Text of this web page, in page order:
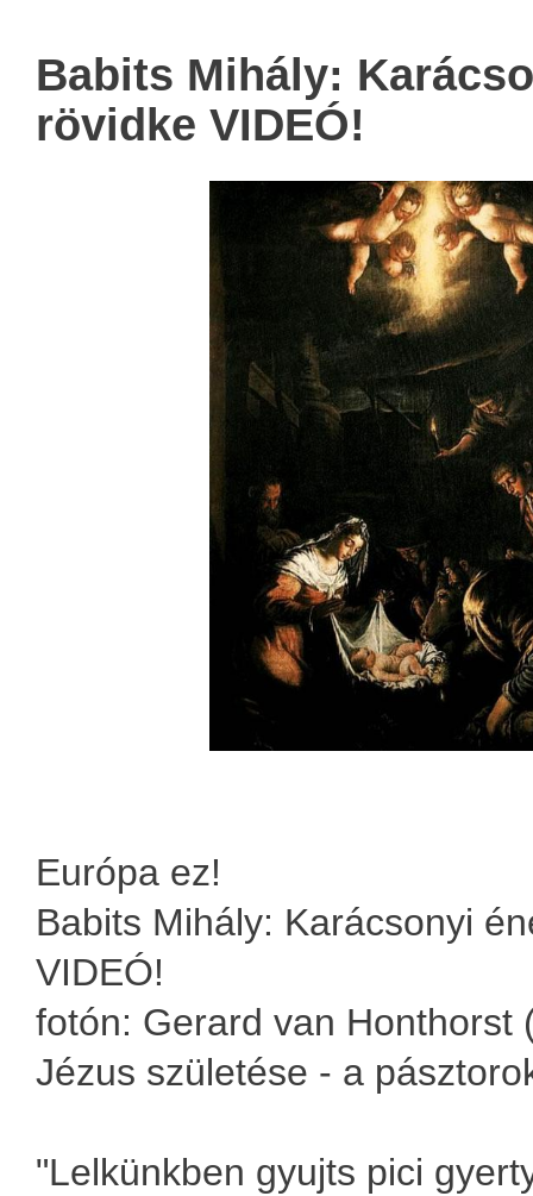
Babits Mihály:
rövidke VIDEÓ!
Európa ez!
Babits Mihály: Karácsonyi
VIDEÓ!
fotón: Gerard van Honthorst
Jézus születése - a
"Lelkünkben gyujts pici